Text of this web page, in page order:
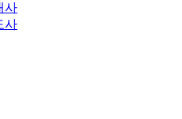
사
사